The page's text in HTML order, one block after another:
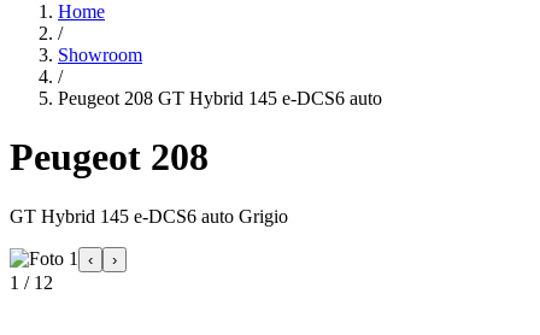
Home
/
Showroom
/
Peugeot 208 GT Hybrid 145 e-DCS6 auto
Peugeot 208
GT Hybrid 145 e-DCS6 auto Grigio
‹ ›
1 / 12